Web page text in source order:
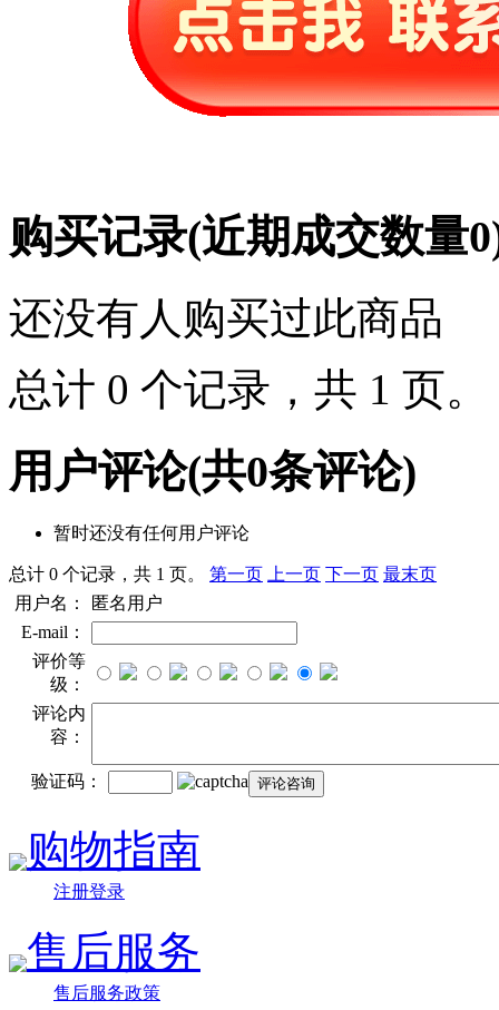
购买记录(近期成交数量0
还没有人购买过此商品
总计 0 个记录，共 1 页。
用户评论(共0条评论)
暂时还没有任何用户评论
总计 0 个记录，共 1 页。 第一页 上一页 下一页 最末页
用户名：
匿名用户
E-mail：
评价等
级：
评论内
容：
验证码：
购物指南
注册登录
售后服务
售后服务政策